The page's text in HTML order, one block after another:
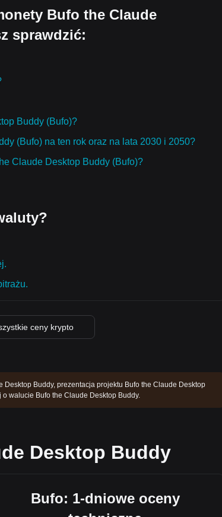
Bufo the Claude
sprawdzić:
Buddy (Bufo)?
(Bufo) na ten rok oraz na lata 2030 i 2050?
Claude Desktop Buddy (Bufo)?
ceny krypto
Desktop Buddy, prezentacja projektu Bufo the Claude Desktop
walucie Bufo the Claude Desktop Buddy.
Desktop Buddy
Bufo: 1-dniowe oceny